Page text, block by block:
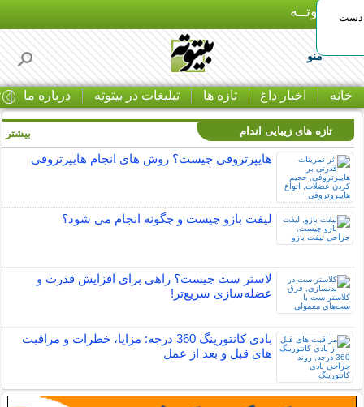
بـیتوتــه
منو
خانه اخبار داغ تازه ها تبلیغات در بیتوته درباره ما
دست
تازه های زیبایی اندام
هایپرتروفی چیست؟ روش های انجام هایپرتروفی
لیفت بازو چیست و چگونه انجام می شود؟
لاستر ست چیست؟ راهی برای افزایش قدرت و
عضله‌سازی سریع‌تر!
بادی کانتورینگ 360 درجه: مزایا، خطرات و مراقبت
های قبل و بعد از عمل
بیشتر